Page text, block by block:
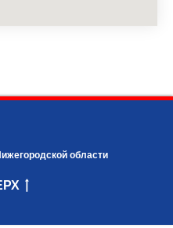
области